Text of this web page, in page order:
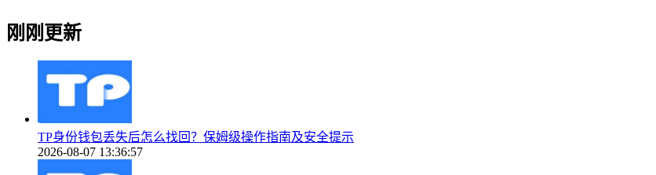
刚刚更新
TP身份钱包丢失后怎么找回？保姆级操作指南及安全提示
2026-08-07 13:36:57